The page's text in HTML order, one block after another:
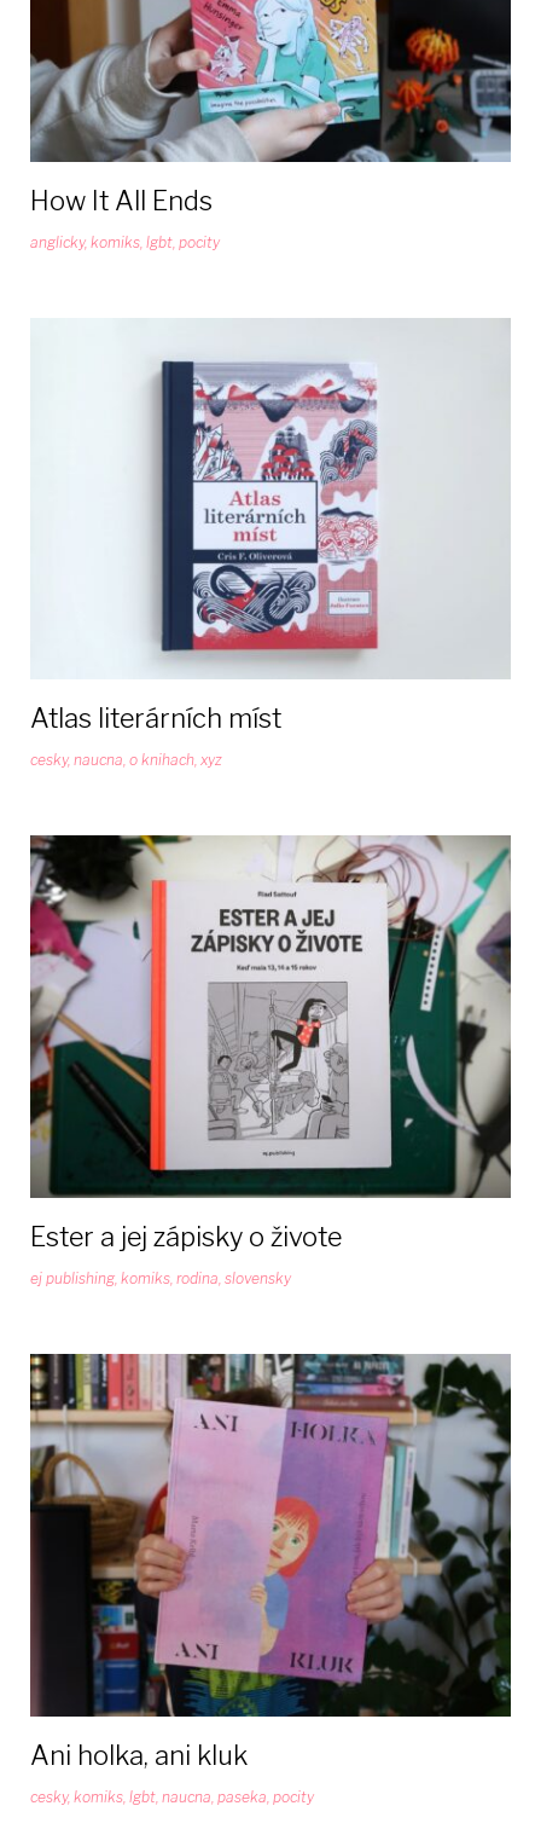
How It All Ends
anglicky, komiks lgbt pocity
Atlas literárních míst
cesky, naucna, o knihach, xyz
Ester a jej zápisky o živote
ej publishing, komiks, rodina, slovensky
Ani holka, ani kluk
cesky, komiks, lgbt, naucna, paseka, pocity